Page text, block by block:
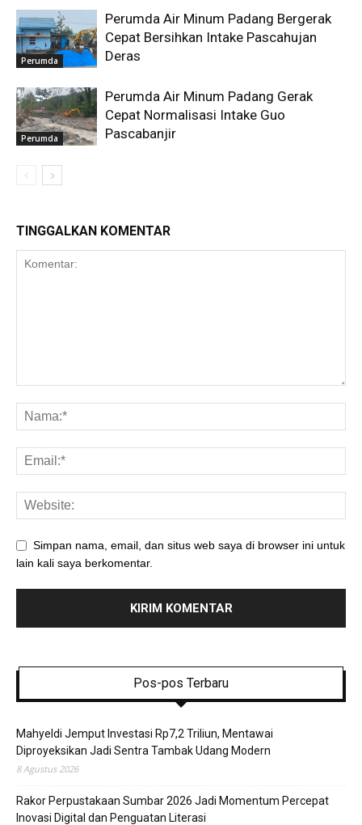
Perumda
Perumda Air Minum Padang Bergerak
Cepat Bersihkan Intake Pascahujan
Deras
Perumda
Perumda Air Minum Padang Gerak
Cepat Normalisasi Intake Guo
Pascabanjir
TINGGALKAN KOMENTAR
Simpan nama, email, dan situs web saya di browser ini untuk
lain kali saya berkomentar.
Pos-pos Terbaru
Mahyeldi Jemput Investasi Rp7,2 Triliun, Mentawai
Diproyeksikan Jadi Sentra Tambak Udang Modern
8 Agustus 2026
Rakor Perpustakaan Sumbar 2026 Jadi Momentum Percepat
Inovasi Digital dan Penguatan Literasi